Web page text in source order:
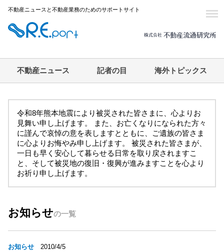
不動産ニュースと不動産業務のためのサポートサイト
不動産ニュース 記者の目 海外トピックス
令和8年熊本地震により被災された皆さまに、心よりお
見舞い申し上げます。 また、お亡くなりになられた方々
に謹んで哀悼の意を表しますとともに、ご遺族の皆さま
に心よりお悔やみ申し上げます。 被災された皆さまが、
一日も早く安心して暮らせる日常を取り戻されますこ
と、そして被災地の復旧・復興が進みますことを心より
お祈り申し上げます。
お知らせの一覧
お知らせ 2010/4/5